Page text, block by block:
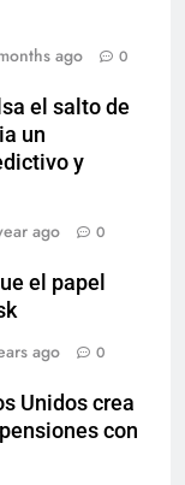
ago 0
el salto de
un
y
ago 0
el papel
ago 0
Unidos crea
con